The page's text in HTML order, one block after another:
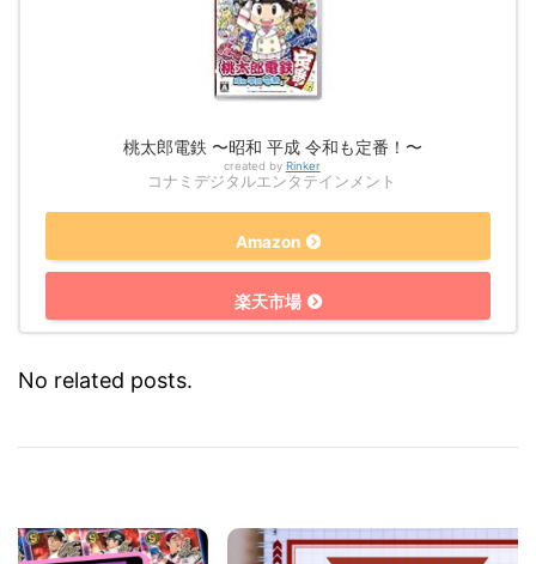
桃太郎電鉄 〜昭和 平成 令和も定番！〜
created byRinker
コナミデジタルエンタテインメント
Amazon
楽天市場
No related posts.